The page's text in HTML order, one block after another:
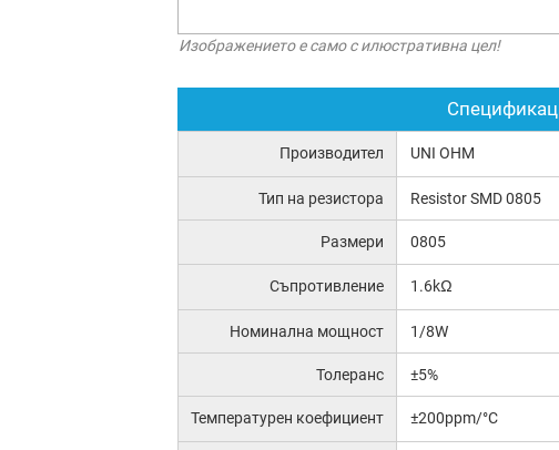
Изображението е само с илюстративна цел!
Производител UNI OHM
Тип на резистора Resistor SMD 0805
Размери 0805
Съпротивление 1.6kΩ
Номинална мощност 1/8W
Толеранс ±5%
Температурен коефициент ±200ppm/°C